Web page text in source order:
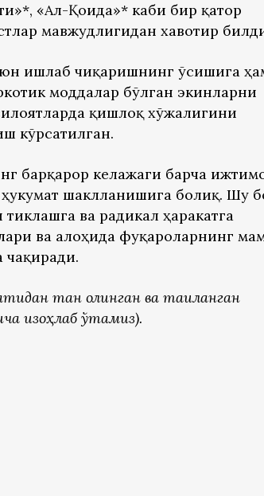
«Ал-Қоида»* каби бир қатор
мавжудлигидан хавотир
ишлаб чиқаришнинг ўсишига
моддалар бўлган экинларни
қишлоқ хўжалигини
кўрсатилган.
барқарор келажаги барча
шаклланишига боғлиқ. Шу
ва радикал ҳаракатга
ва алоҳида фуқароларнинг
тан олинган ва тақиқланган
изоҳлаб ўтамиз).